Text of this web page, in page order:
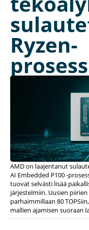
Ryzen-
AMD on laajentanut
AI Embedded P100 -
tuovat selvästi lisää
järjestelmiin. Uusien
parhaimmillaan 80
mallien ajamisen suoraan